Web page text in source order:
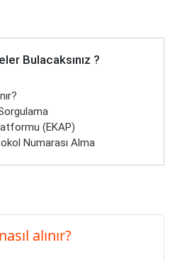
Bulacaksınız ?
(EKAP)
Numarası Alma
alınır?